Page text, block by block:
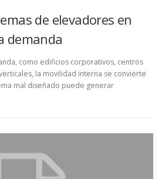
de elevadores en
demanda
como edificios corporativos, centros
la movilidad interna se convierte
mal diseñado puede generar